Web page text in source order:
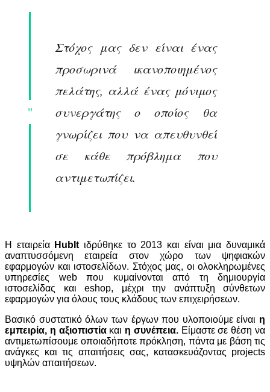
Στόχος μας δεν είναι ένας
προσωρινά ικανοποιημένος
πελάτης, αλλά ένας μόνιμος
συνεργάτης ο οποίος θα
γνωρίζει που να απευθυνθεί
σε κάθε πρόβλημα που
αντιμετωπίζει.
Η εταιρεία HubIt ιδρύθηκε το 2013 και είναι μια δυναμικά
αναπτυσσόμενη εταιρεία στον χώρο των ψηφιακών
εφαρμογών και ιστοσελίδων. Στόχος μας, οι ολοκληρωμένες
υπηρεσίες web που κυμαίνονται από τη δημιουργία
ιστοσελίδας και eshop, μέχρι την ανάπτυξη σύνθετων
εφαρμογών για όλους τους κλάδους των επιχειρήσεων.
Βασικό συστατικό όλων των έργων που υλοποιούμε είναι η
εμπειρία, η αξιοπιστίακαι η συνέπεια. Είμαστε σε θέση να
αντιμετωπίσουμε οποιαδήποτε πρόκληση, πάντα με βάση τις
ανάγκες και τις απαιτήσεις σας, κατασκευάζοντας projects
υψηλών απαιτήσεων.